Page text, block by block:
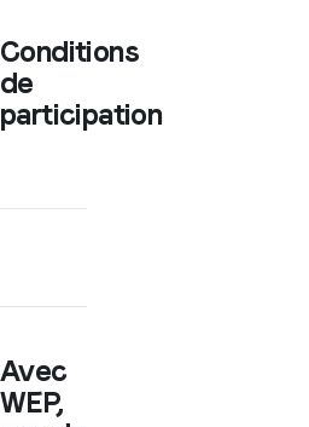
Conditions
de
participation
Avec
WEP,